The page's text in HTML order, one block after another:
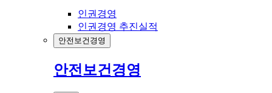
인권경영
인권경영 추진실적
안전보건경영
안전보건경영